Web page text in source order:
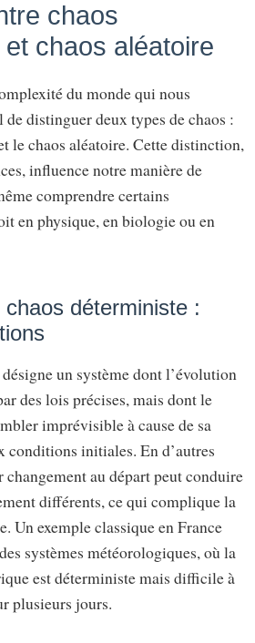
chaos
chaos aléatoire
du monde qui nous
distinguer deux types de chaos :
le chaos aléatoire. Cette distinction,
influence notre manière de
comprendre certains
en physique, en biologie ou en
déterministe :
un système dont l’évolution
des lois précises, mais dont le
imprévisible à cause de sa
conditions initiales. En d’autres
changement au départ peut conduire
différents, ce qui complique la
Un exemple classique en France
systèmes météorologiques, où la
est déterministe mais difficile à
plusieurs jours.